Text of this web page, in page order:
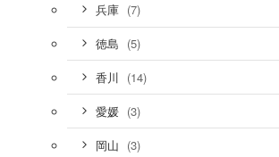
兵庫 (7)
徳島 (5)
香川 (14)
愛媛 (3)
岡山 (3)